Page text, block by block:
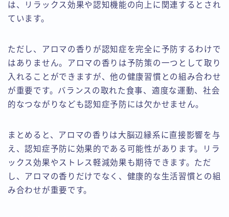
は、リラックス効果や認知機能の向上に関連するとされ
ています。
ただし、アロマの香りが認知症を完全に予防するわけで
はありません。アロマの香りは予防策の一つとして取り
入れることができますが、他の健康習慣との組み合わせ
が重要です。バランスの取れた食事、適度な運動、社会
的なつながりなども認知症予防には欠かせません。
まとめると、アロマの香りは大脳辺縁系に直接影響を与
え、認知症予防に効果的である可能性があります。リラ
ックス効果やストレス軽減効果も期待できます。ただ
し、アロマの香りだけでなく、健康的な生活習慣との組
み合わせが重要です。